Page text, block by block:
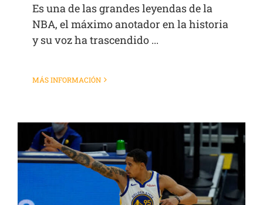
Es una de las grandes leyendas de la
NBA, el máximo anotador en la historia
y su voz ha trascendido ...
MÁS INFORMACIÓN